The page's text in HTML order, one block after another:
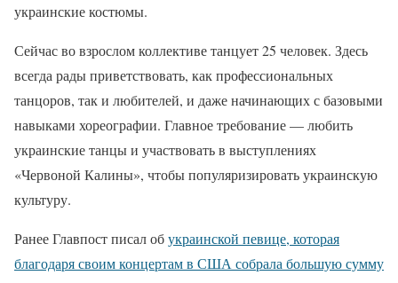
украинские костюмы.
Сейчас во взрослом коллективе танцует 25 человек. Здесь
всегда рады приветствовать, как профессиональных
танцоров, так и любителей, и даже начинающих с базовыми
навыками хореографии. Главное требование — любить
украинские танцы и участвовать в выступлениях
«Червоной Калины», чтобы популяризировать украинскую
культуру.
Ранее Главпост писал обукраинской певице, которая
благодаря своим концертам в США собрала большую сумму